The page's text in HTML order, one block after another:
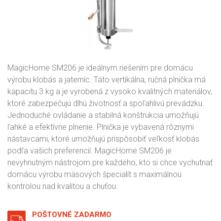
MagicHome SM206 je ideálnym riešením pre domácu
výrobu klobás a jaterníc. Táto vertikálna, ručná plnička má
kapacitu 3 kg a je vyrobená z vysoko kvalitných materiálov,
ktoré zabezpečujú dlhú životnosť a spoľahlivú prevádzku.
Jednoduché ovládanie a stabilná konštrukcia umožňujú
ľahké a efektívne plnenie. Plnička je vybavená rôznymi
nástavcami, ktoré umožňujú prispôsobiť veľkosť klobás
podľa vašich preferencií. MagicHome SM206 je
nevyhnutným nástrojom pre každého, kto si chce vychutnať
domácu výrobu mäsových špecialít s maximálnou
kontrolou nad kvalitou a chuťou.
POŠTOVNÉ ZADARMO